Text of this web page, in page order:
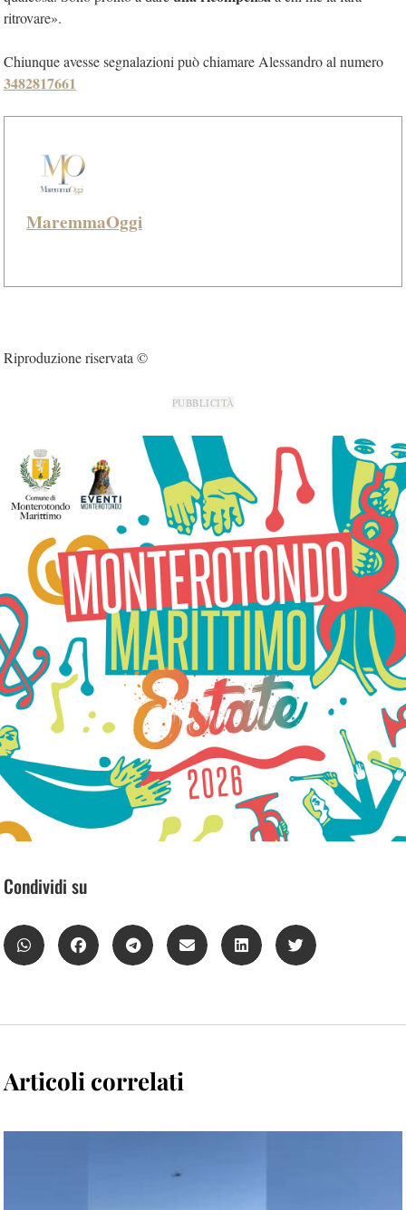
ritrovare».
Chiunque avesse segnalazioni può chiamare Alessandro al numero
3482817661
MaremmaOggi
Riproduzione riservata ©
PUBBLICITÀ
Condividi su
Articoli correlati